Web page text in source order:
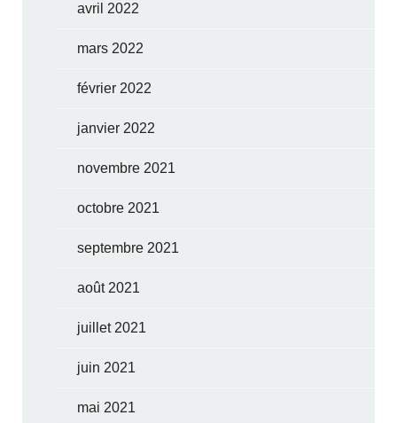
avril 2022
mars 2022
février 2022
janvier 2022
novembre 2021
octobre 2021
septembre 2021
août 2021
juillet 2021
juin 2021
mai 2021